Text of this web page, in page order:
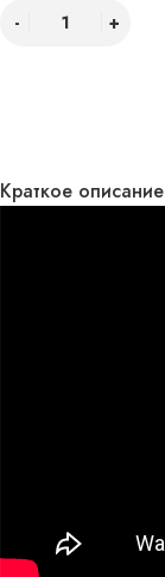
Краткое описание